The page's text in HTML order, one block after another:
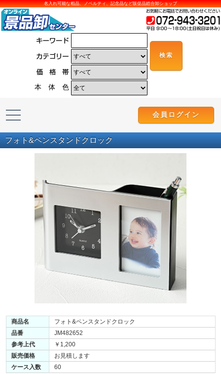
名入れ可能な粗品、ノベルティ、記念品など販促品総合卸ショップ
本 体 色
会員ログイン
フォト&ペンスタンドクロック
商品名
フォト&ペンスタンドクロック
品番
JM482652
参考上代
￥1,200
販売価格
お見積します
ケース入数
60